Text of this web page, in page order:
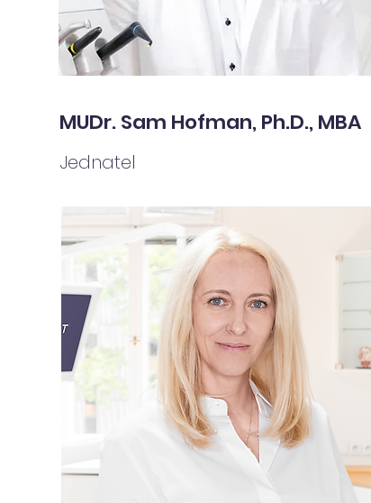
MUDr. Sam Hofman, Ph.D., MBA
Jednatel